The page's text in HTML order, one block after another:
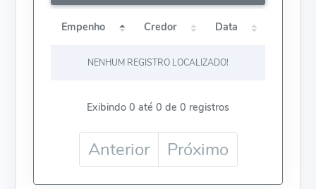
Empenho Credor Data
NENHUM REGISTRO LOCALIZADO!
Exibindo 0 até 0 de 0 registros
Anterior Próximo